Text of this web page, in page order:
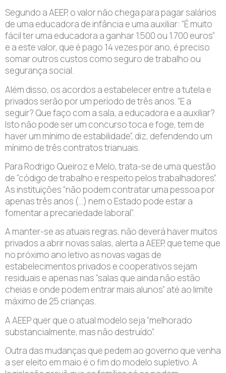
Segundo a AEEP, o valor não chega para pagar salários
de uma educadora de infância e uma auxiliar: “É muito
fácil ter uma educadora a ganhar 1.500 ou 1.700 euros”
e a este valor, que é pago 14 vezes por ano, é preciso
somar outros custos como seguro de trabalho ou
segurança social.
Além disso, os acordos a estabelecer entre a tutela e
privados serão por um período de três anos. “E a
seguir? Que faço com a sala, a educadora e a auxiliar?
Isto não pode ser um concurso toca e foge, tem de
haver um mínimo de estabilidade”, diz, defendendo um
mínimo de três contratos trianuais.
Para Rodrigo Queiroz e Melo, trata-se de uma questão
de “código de trabalho e respeito pelos trabalhadores”.
As instituições “não podem contratar uma pessoa por
apenas três anos (…) nem o Estado pode estar a
fomentar a precariedade laboral”.
A manter-se as atuais regras, não deverá haver muitos
privados a abrir novas salas, alerta a AEEP, que teme que
no próximo ano letivo as novas vagas de
estabelecimentos privados e cooperativos sejam
residuais e apenas nas “salas que ainda não estão
cheias e onde podem entrar mais alunos” até ao limite
máximo de 25 crianças.
A AEEP quer que o atual modelo seja “melhorado
substancialmente, mas não destruído”.
Outra das mudanças que pedem ao governo que venha
a ser eleito em maio é o fim do modelo supletivo. A